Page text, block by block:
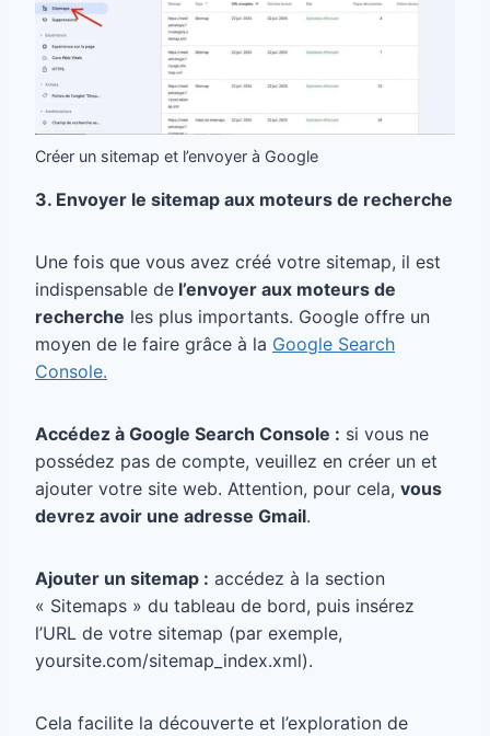
Créer un sitemap et l’envoyer à Google
3. Envoyer le sitemap aux moteurs de recherche
Une fois que vous avez créé votre sitemap, il est
indispensable de l’envoyer aux moteurs de
recherche les plus importants. Google offre un
moyen de le faire grâce à la Google Search
Console.
Accédez à Google Search Console : si vous ne
possédez pas de compte, veuillez en créer un et
ajouter votre site web. Attention, pour cela, vous
devrez avoir une adresse Gmail.
Ajouter un sitemap : accédez à la section
« Sitemaps » du tableau de bord, puis insérez
l’URL de votre sitemap (par exemple,
yoursite.com/sitemap_index.xml).
Cela facilite la découverte et l’exploration de